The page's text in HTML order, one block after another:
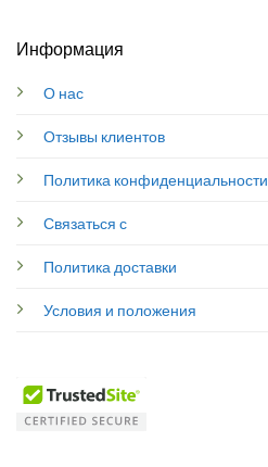
Информация
О нас
Отзывы клиентов
Политика конфиденциальности
Связаться с
Политика доставки
Условия и положения